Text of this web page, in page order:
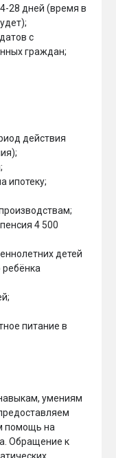
28 дней (время в
с
граждан;
действия
ипотеку;
4 500
детей
питание в
умениям
помощь на
Обращение к